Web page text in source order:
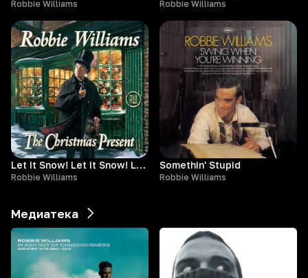
Robbie Williams Robbie Williams
Let It Snow! Let It Snow! Let It Snow!
Robbie Williams
Somethin' Stupid
Robbie Williams
Медиатека